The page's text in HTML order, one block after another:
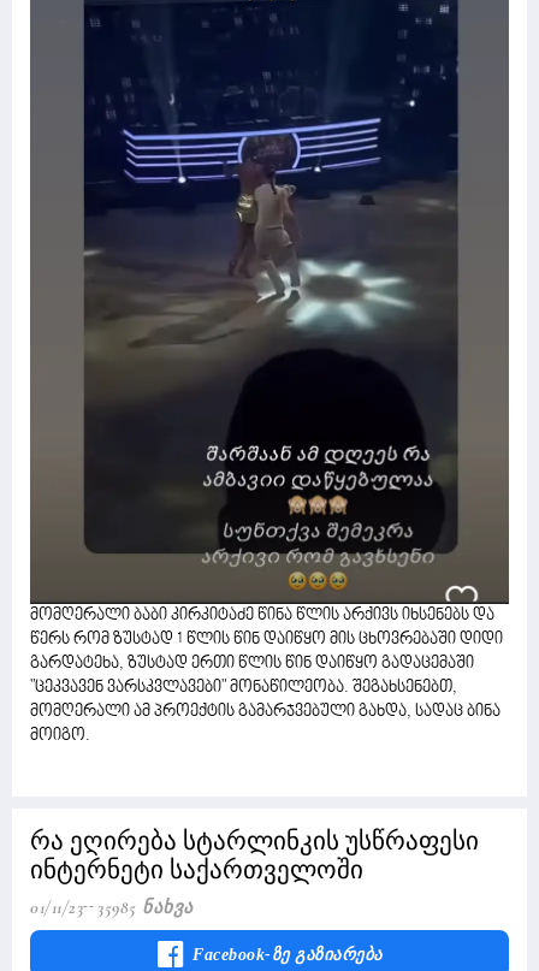
მომღერალი ბაბი კირკიტაძე წინა წლის არქივს იხსენებს და
წერს რომ ზუსტად 1 წლის წინ დაიწყო მის ცხოვრებაში დიდი
გარდატეხა, ზუსტად ერთი წლის წინ დაიწყო გადაცემაში
"ცეკვავენ ვარსკვლავები" მონაწილეობა. შეგახსენებთ,
მომღერალი ამ პროექტის გამარჯვებული გახდა, სადაც ბინა
მოიგო.
რა ეღირება სტარლინკის უსწრაფესი
ინტერნეტი საქართველოში
01/11/23 35985 Ნახვა
Facebook-Ზე Გაზიარება